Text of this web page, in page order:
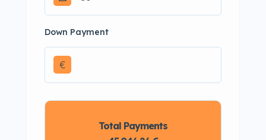
Down Payment
€
Total Payments